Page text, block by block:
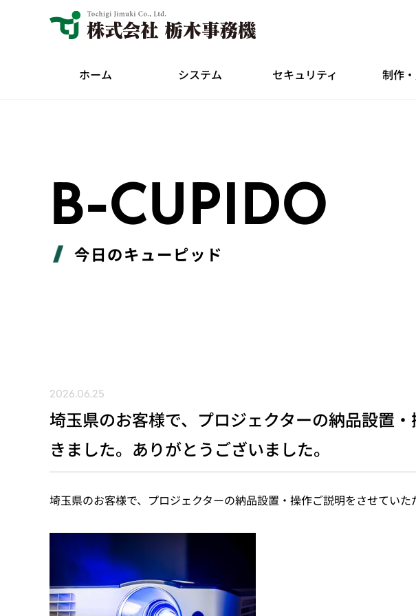
ホーム システム セキュリティ 制作
B-CUPIDO
今日のキューピッド
2026.06.25
埼玉県のお客様で、プロジェクターの納品設置
きました。ありがとうございました。
埼玉県のお客様で、プロジェクターの納品設置・操作ご説明をさせていた